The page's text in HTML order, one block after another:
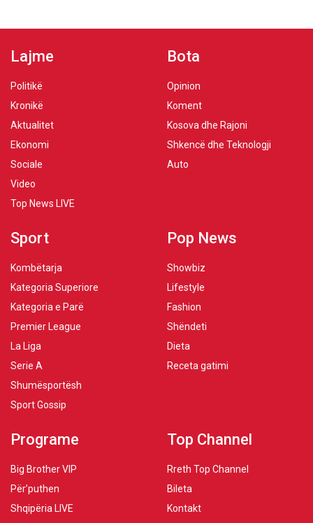
Lajme
Politikë
Kronikë
Aktualitet
Ekonomi
Sociale
Video
Top News LIVE
Bota
Opinion
Koment
Kosova dhe Rajoni
Shkencë dhe Teknologji
Auto
Sport
Kombëtarja
Kategoria Superiore
Kategoria e Parë
Premier League
La Liga
Serie A
Shumësportësh
Sport Gossip
Pop News
Showbiz
Lifestyle
Fashion
Shëndeti
Dieta
Receta gatimi
Programe
Big Brother VIP
Për’puthen
Shqipëria LIVE
Top Channel
Rreth Top Channel
Bileta
Kontakt